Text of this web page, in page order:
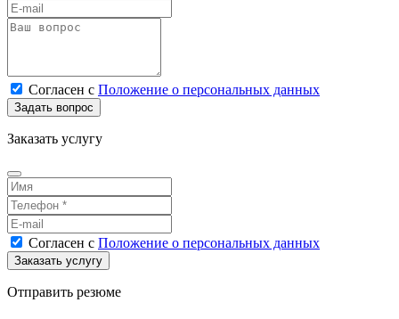
Согласен с Положение о персональных данных
Заказать услугу
Согласен с Положение о персональных данных
Отправить резюме